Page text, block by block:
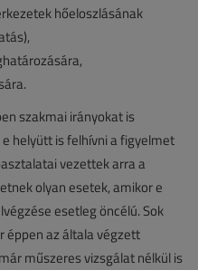
hőeloszlásának
szakmai irányokat is
helyütt is felhívni a figyelmet
vezettek arra a
olyan esetek, amikor e
esetleg öncélú. Sok
éppen az általa végzett
műszeres vizsgálat nélkül is